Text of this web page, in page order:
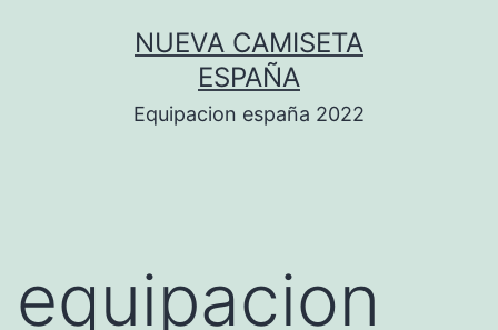
NUEVA CAMISETA
ESPAÑA
Equipacion españa 2022
equipacion